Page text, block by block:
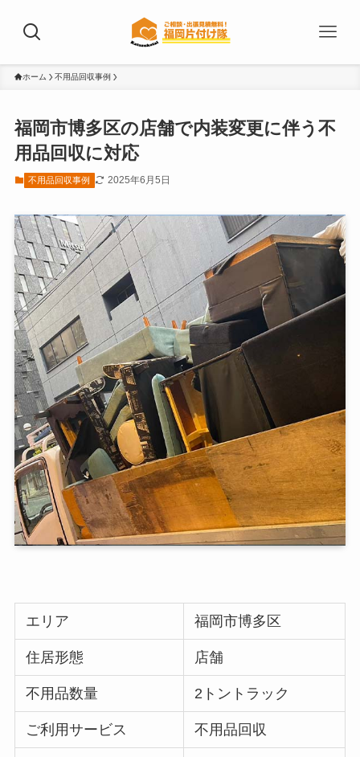
ホーム 不用品回収事例
福岡市博多区の店舗で内装変更に伴う不
用品回収に対応
不用品回収事例 2025年6月5日
エリア 福岡市博多区
住居形態 店舗
不用品数量 2トントラック
ご利用サービス 不用品回収